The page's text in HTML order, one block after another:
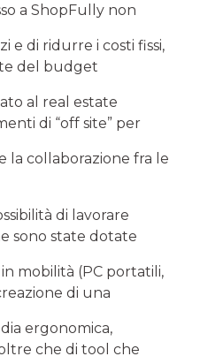
a ShopFully non
e di ridurre i costi fissi,
del budget
al real estate
di “off site” per
la collaborazione fra le
di lavorare
sono state dotate
mobilità (PC portatili,
di una
ergonomica,
che di tool che